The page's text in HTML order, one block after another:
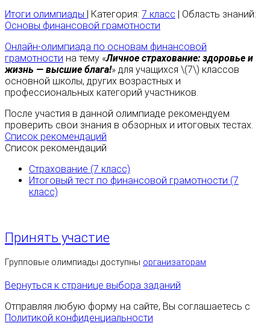
Итоги олимпиады
| Категория: 7 класс | Область знаний:
Основы финансовой грамотности
Онлайн-олимпиада по основам финансовой
грамотности на тему «Личное страхование: здоровье и
жизнь — высшие блага!» для учащихся \(7\) классов
основной школы, других возрастных и
профессиональных категорий участников.
После участия в данной олимпиаде рекомендуем
проверить свои знания в обзорных и итоговых тестах.
Список рекомендаций
Список рекомендаций
Страхование (7 класс)
Итоговый тест по финансовой грамотности (7
класс)
Принять участие
Групповые олимпиады доступны организаторам
Вернуться к странице выбора заданий
Отправляя любую форму на сайте, Вы соглашаетесь с
Политикой конфиденциальности